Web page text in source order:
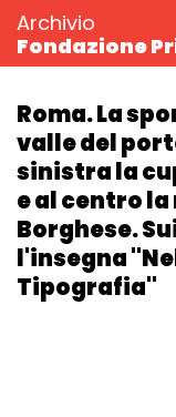
Archivio
Fondazione
Roma. La
valle del
sinistra la
e al centro
Borghese.
l'insegna
Tipografia"